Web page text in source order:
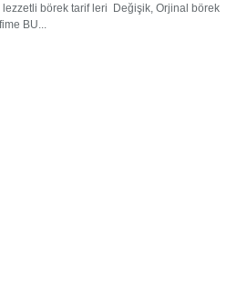
börek tarif leri Değişik, Orjinal börek
BU...